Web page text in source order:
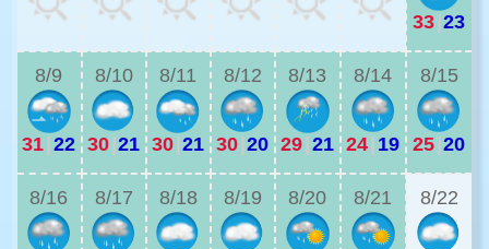
33|23
8/9
31|22
8/10
30|21
8/11
30|21
8/12
30|20
8/13
29|21
8/14
24| 19
8/15
25|20
8/16 8/17 8/18 8/19 8/20 8/21 8/22